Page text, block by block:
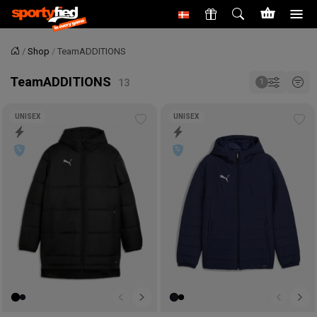
Forside
Shop TeamADDITIONS
TeamADDITIONS
ønskeliste
UNISEX UNISEX